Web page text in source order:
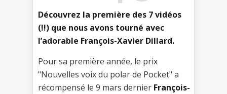
Découvrez la première des 7 vidéos
(!!) que nous avons tourné avec
l’adorable François-Xavier Dillard.
Pour sa première année, le prix
"Nouvelles voix du polar de Pocket" a
récompensé le 9 mars dernier François-